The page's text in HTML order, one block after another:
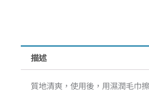
Relaxation
Thermal
Spa
Massage
描述
質地清爽，使用後，用濕潤毛巾